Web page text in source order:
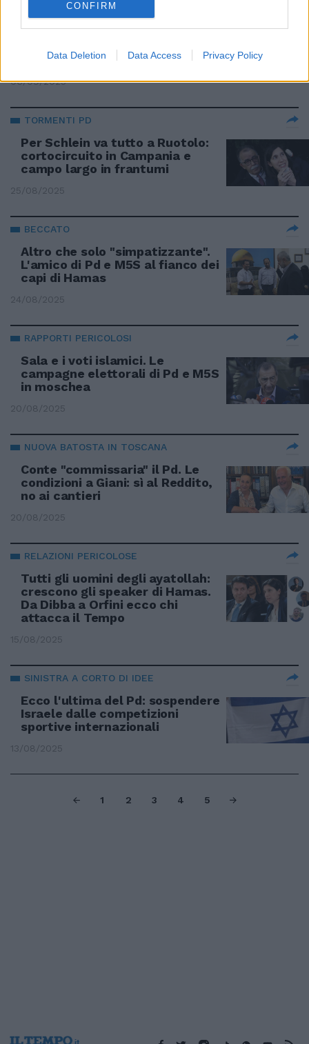
CONFIRM
Data Deletion Data Access Privacy Policy
SONDAGGIO BOMBA
Pd a picco e Schlein superata da
Conte. Ma la doccia fredda dem
è alle regionali
06/09/2025
TORMENTI PD
Per Schlein va tutto a Ruotolo:
cortocircuito in Campania e
campo largo in frantumi
25/08/2025
BECCATO
Altro che solo "simpatizzante".
L'amico di Pd e M5S al fianco dei
capi di Hamas
24/08/2025
RAPPORTI PERICOLOSI
Sala e i voti islamici. Le
campagne elettorali di Pd e M5S
in moschea
20/08/2025
NUOVA BATOSTA IN TOSCANA
Conte "commissaria" il Pd. Le
condizioni a Giani: sì al Reddito,
no ai cantieri
20/08/2025
RELAZIONI PERICOLOSE
Tutti gli uomini degli ayatollah:
crescono gli speaker di Hamas.
Da Dibba a Orfini ecco chi
attacca il Tempo
15/08/2025
SINISTRA A CORTO DI IDEE
Ecco l'ultima del Pd: sospendere
Israele dalle competizioni
sportive internazionali
13/08/2025
1 2 3 4 5